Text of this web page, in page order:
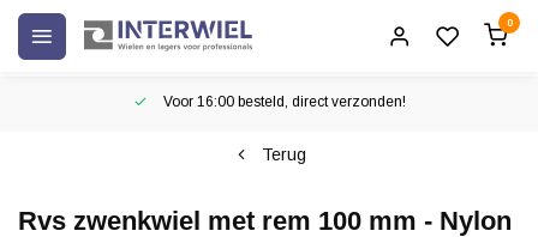
0
Voor 16:00 besteld, direct verzonden!
Terug
Rvs zwenkwiel met rem 100 mm - Nylon